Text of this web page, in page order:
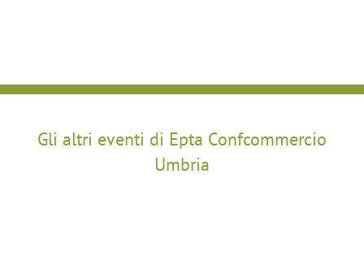
Gli altri eventi di Epta Confcommercio
Umbria